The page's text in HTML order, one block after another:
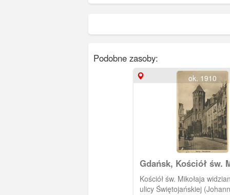
Podobne zasoby:
ok. 1910
Gdańsk, Kościół św.
Kościół św. Mikołaja
ulicy Świętojańskiej